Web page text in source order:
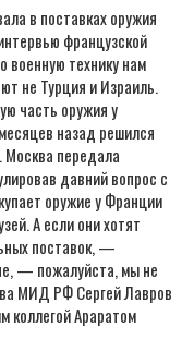
в поставках оружия
французской
военную технику нам
не Турция и Израиль.
часть оружия у
назад решился
Москва передала
давний вопрос с
оружие у Франции
А если они хотят
поставок, —
— пожалуйста, мы не
МИД РФ Сергей Лавров
коллегой Араратом